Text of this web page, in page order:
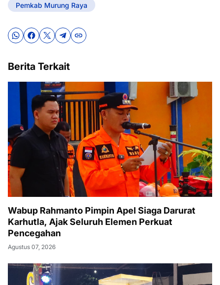
Pemkab Murung Raya
Berita Terkait
Wabup Rahmanto Pimpin Apel Siaga Darurat
Karhutla, Ajak Seluruh Elemen Perkuat
Pencegahan
Agustus 07, 2026